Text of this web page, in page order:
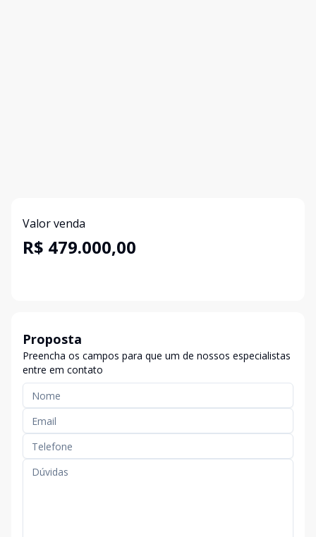
Valor venda
R$ 479.000,00
Proposta
Preencha os campos para que um de nossos especialistas
entre em contato